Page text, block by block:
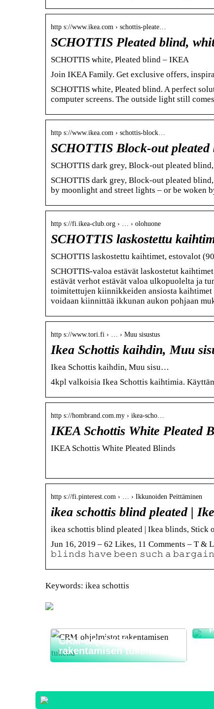
http s://www.ikea.com › schottis-pleate…
SCHOTTIS Pleated blind,
SCHOTTIS white, Pleated blind – IKEA
Join IKEA Family. Get exclusive offers,
SCHOTTIS white, Pleated blind. A perfect
computer screens. The outside light still
http s://www.ikea.com › schottis-block…
SCHOTTIS Block-out
SCHOTTIS dark grey, Block-out pleated
SCHOTTIS dark grey, Block-out pleated
by moonlight and street lights – or be woken
http s://fi.ikea-club.org › … › olohuone
SCHOTTIS laskostettu
SCHOTTIS laskostettu kaihtimet, estovalot
SCHOTTIS-valoa estävät laskostetut
estävät verhot estävät valoa ulkopuolelta ja
toimitettujen kiinnikkeiden ansiosta
voidaan kiinnittää ikkunan aukon pohjaan
http s://www.tori.fi › … › Muu sisustus
Ikea Schottis kaihdin, Muu
Ikea Schottis kaihdin, Muu sisu…
4kpl valkoisia Ikea Schottis kaihtimia.
http s://hombrand.com.my › ikea-scho…
IKEA Schottis White Pleated
IKEA Schottis White Pleated Blinds
http s://fi.pinterest.com › … › Ikkunoiden Peittäminen
ikea schottis blind pleated |
ikea schottis blind pleated | Ikea blinds, Stick
Jun 16, 2019 – 62 Likes, 11 Comments – T
𝚋𝚕𝚒𝚗𝚍𝚜 𝚑𝚊𝚟𝚎 𝚋𝚎𝚎𝚗 𝚜𝚞𝚌𝚑 𝚊
Keywords: ikea schottis
CRM-ohjelmistot
rakentamisen tukena
–